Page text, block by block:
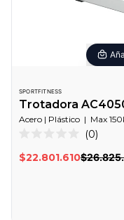
SPORTFITNESS
Trotadora
Acero | Plástico | Max 150
0
de
0
para
$22.801.610